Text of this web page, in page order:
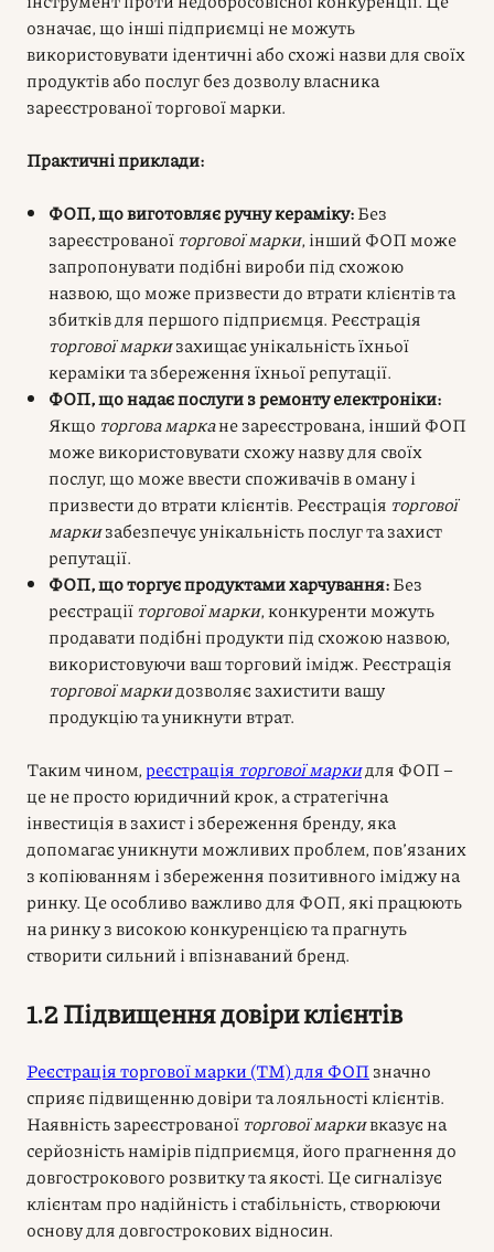
означає, що інші підприємці не можуть
використовувати ідентичні або схожі назви для своїх
продуктів або послуг без дозволу власника
зареєстрованої торгової марки.
Практичні приклади:
ФОП, що виготовляє ручну кераміку:Без
зареєстрованої торгової марки, інший ФОП може
запропонувати подібні вироби під схожою
назвою, що може призвести до втрати клієнтів та
збитків для першого підприємця. Реєстрація
торгової маркизахищає унікальність їхньої
кераміки та збереження їхньої репутації.
ФОП, що надає послуги з ремонту електроніки:
Якщо торгова маркане зареєстрована, інший ФОП
може використовувати схожу назву для своїх
послуг, що може ввести споживачів в оману і
призвести до втрати клієнтів. Реєстрація торгової
маркизабезпечує унікальність послуг та захист
репутації.
ФОП, що торгує продуктами харчування:Без
реєстрації торгової марки, конкуренти можуть
продавати подібні продукти під схожою назвою,
використовуючи ваш торговий імідж. Реєстрація
торгової маркидозволяє захистити вашу
продукцію та уникнути втрат.
Таким чином, реєстрація торгової маркидля ФОП –
це не просто юридичний крок, а стратегічна
інвестиція в захист і збереження бренду, яка
допомагає уникнути можливих проблем, пов’язаних
з копіюванням і збереження позитивного іміджу на
ринку. Це особливо важливо для ФОП, які працюють
на ринку з високою конкуренцією та прагнуть
створити сильний і впізнаваний бренд.
1.2 Підвищення довіри клієнтів
Реєстрація торгової марки (ТМ) для ФОП значно
сприяє підвищенню довіри та лояльності клієнтів.
Наявність зареєстрованої торгової маркивказує на
серйозність намірів підприємця, його прагнення до
довгострокового розвитку та якості. Це сигналізує
клієнтам про надійність і стабільність, створюючи
основу для довгострокових відносин.